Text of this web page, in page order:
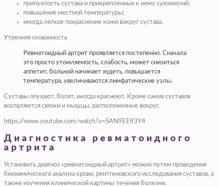
припухлость сустава и прикрепленных к нему сухожилий;
повышение местной температуры;
иногда легкое покраснение кожи вокруг сустава.
Утренняя скованность
Ревматоидный артрит проявляется постепенно. Сначала
это просто утомляемость, слабость, может снизиться
аппетит, больной начинает худеть, повышается
температура, увеличиваются лимфатические узлы.
Суставы опухают, болят, иногда краснеют. Кроме самих суставов
воспаляются связки и мышцы, расположенные вокруг.
https://www.youtube.com/watch?v=SAN9EElf3Y4
Диагностика ревматоидного
артрита
Установить диагноз «ревматоидный артрит» можно путем проведения
биохимического анализа крови, рентгеновского исследования суставов, а
также изучения клинической картины течения болезни.